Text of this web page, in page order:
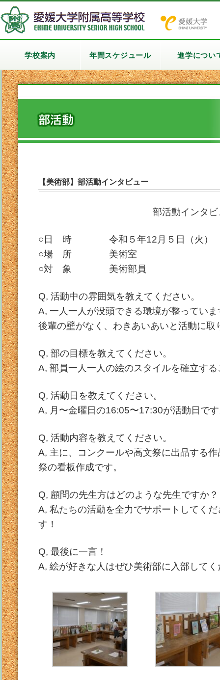
学校案内 年間スケジュール 進学につい
【美術部】部活動インタビュー
部活動インタ
○日 時 令和５年12月５日（火）
○場 所 美術室
○対 象 美術部員
Q, 活動中の雰囲気を教えてください。
A, 一人一人が没頭できる環境が整ってい
後輩の壁がなく、わきあいあいと活動に取
Q, 部の目標を教えてください。
A, 部員一人一人の絵のスタイルを確立す
Q, 活動日を教えてください。
A, 月〜金曜日の16:05〜17:30が活動日で
Q, 活動内容を教えてください。
A, 主に、コンクールや高文祭に出品する
祭の看板作成です。
Q, 顧問の先生方はどのような先生ですか？
A, 私たちの活動を全力でサポートしてく
す！
Q, 最後に一言！
A, 絵が好きな人はぜひ美術部に入部して